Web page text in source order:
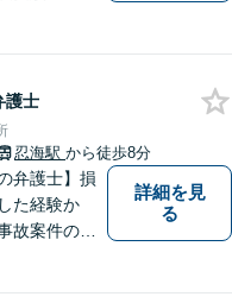
護士法人ｉ
事務所】に
！
護士
忍海駅 から徒歩8分
弁護士】損
た経験か
故案件の対
詳細を見
る